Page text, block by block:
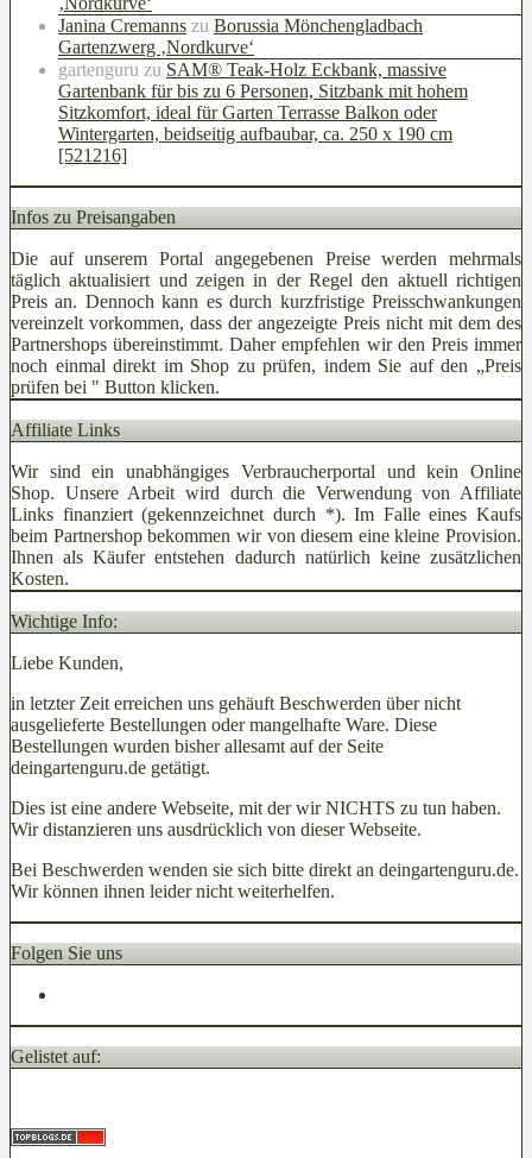
Janina Cremanns zu Borussia Mönchengladbach
Gartenzwerg ‚Nordkurve‘
gartenguru zu SAM® Teak-Holz Eckbank, massive
Gartenbank für bis zu 6 Personen, Sitzbank mit hohem
Sitzkomfort, ideal für Garten Terrasse Balkon oder
Wintergarten, beidseitig aufbaubar, ca. 250 x 190 cm
[521216]
Infos zu Preisangaben
Die auf unserem Portal angegebenen Preise werden mehrmals
täglich aktualisiert und zeigen in der Regel den aktuell richtigen
Preis an. Dennoch kann es durch kurzfristige Preisschwankungen
vereinzelt vorkommen, dass der angezeigte Preis nicht mit dem des
Partnershops übereinstimmt. Daher empfehlen wir den Preis immer
noch einmal direkt im Shop zu prüfen, indem Sie auf den „Preis
prüfen bei " Button klicken.
Affiliate Links
Wir sind ein unabhängiges Verbraucherportal und kein Online
Shop. Unsere Arbeit wird durch die Verwendung von Affiliate
Links finanziert (gekennzeichnet durch *). Im Falle eines Kaufs
beim Partnershop bekommen wir von diesem eine kleine Provision.
Ihnen als Käufer entstehen dadurch natürlich keine zusätzlichen
Kosten.
Wichtige Info:
Liebe Kunden,
in letzter Zeit erreichen uns gehäuft Beschwerden über nicht
ausgelieferte Bestellungen oder mangelhafte Ware. Diese
Bestellungen wurden bisher allesamt auf der Seite
deingartenguru.de getätigt.
Dies ist eine andere Webseite, mit der wir NICHTS zu tun haben.
Wir distanzieren uns ausdrücklich von dieser Webseite.
Bei Beschwerden wenden sie sich bitte direkt an deingartenguru.de.
Wir können ihnen leider nicht weiterhelfen.
Folgen Sie uns
Gelistet auf: